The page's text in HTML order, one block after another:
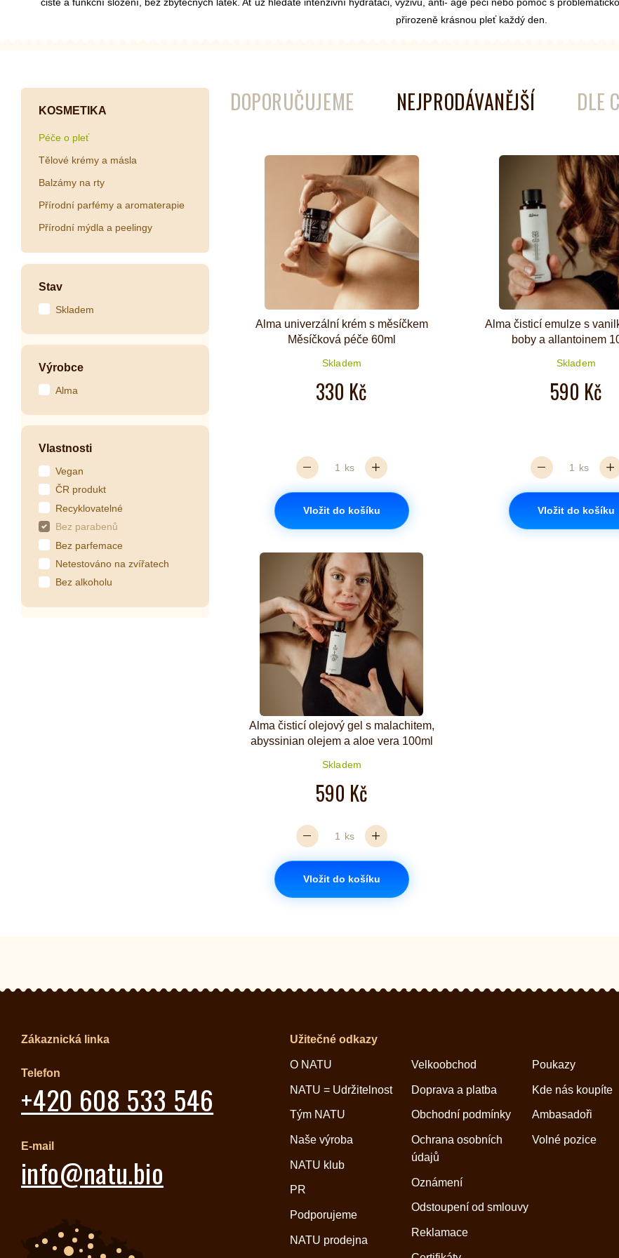
Energetické nápoje
Superfood shoty
Sypané
Kokosové nádobí
přirozeně krásnou pleť každý den.
KOSMETIKA
Péče o pleť
Tělové krémy a másla
Balzámy na rty
Přírodní parfémy a aromaterapie
Přírodní mýdla a peelingy
Stav
Skladem
Výrobce
Alma
Vlastnosti
Vegan
ČR produkt
Recyklovatelné
Bez parabenů
Bez parfemace
Netestováno na zvířatech
Bez alkoholu
DOPORUČUJEME NEJPRODÁVANĚJŠÍ DLE
Alma univerzální krém s měsíčkem
Měsíčková péče 60ml
Skladem
330 Kč
ks
Vložit do košíku
Alma čisticí emulze s
boby a allantoinem
Skladem
590 Kč
ks
Vložit do košíku
Alma čisticí olejový gel s malachitem,
abyssinian olejem a aloe vera 100ml
Skladem
590 Kč
ks
Vložit do košíku
Zákaznická linka
Telefon
+420 608 533 546
E-mail
info@natu.bio
Užitečné odkazy
O NATU
NATU = Udržitelnost
Tým NATU
Naše výroba
NATU klub
PR
Podporujeme
NATU prodejna
Velkoobchod
Doprava a platba
Obchodní podmínky
Ochrana osobních
údajů
Oznámení
Odstoupení od smlouvy
Reklamace
Poukazy
Kde nás koupíte
Ambasadoři
Volné pozice